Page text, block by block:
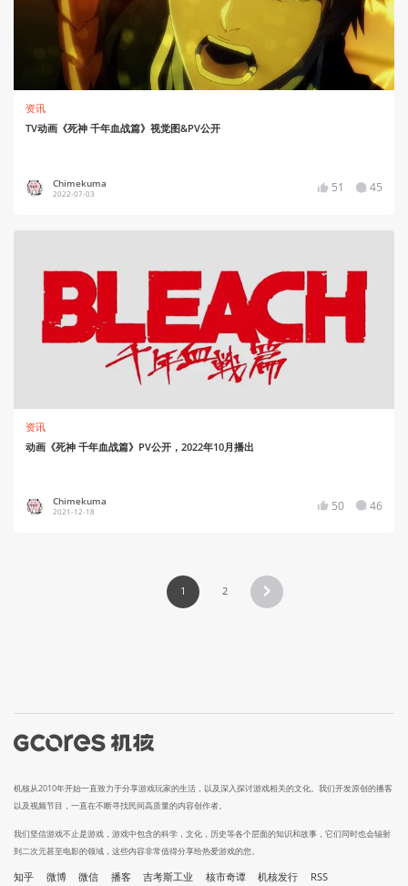
资讯
TV动画《死神 千年血战篇》视觉图&PV公开
Chimekuma
2022-07-03 51 45
资讯
动画《死神 千年血战篇》PV公开，2022年10月播出
Chimekuma
2021-12-18 50 46
1 2
机核从2010年开始一直致力于分享游戏玩家的生活，以及深入探讨游戏相关的文化。我们开发原创的播客
以及视频节目，一直在不断寻找民间高质量的内容创作者。
我们坚信游戏不止是游戏，游戏中包含的科学，文化，历史等各个层面的知识和故事，它们同时也会辐射
到二次元甚至电影的领域，这些内容非常值得分享给热爱游戏的您。
知乎 微博 微信 播客 吉考斯工业 核市奇谭 机核发行 RSS